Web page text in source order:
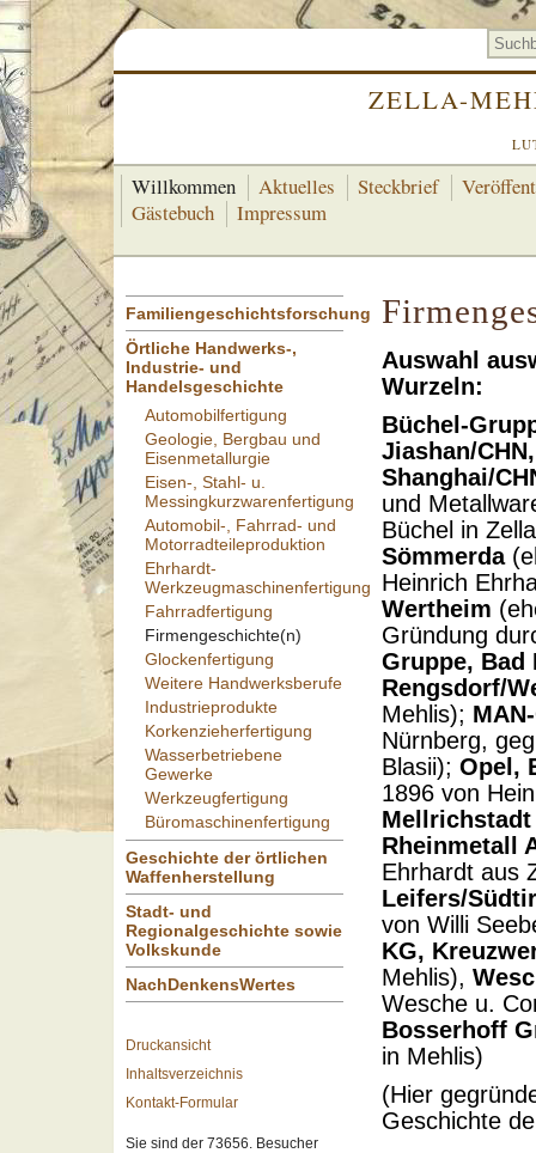
ZELLA-
Willkommen Aktuelles Steckbrief
Gästebuch
Impressum
Familiengeschichtsforschung
Örtliche Handwerks-,
Industrie- und
Handelsgeschichte
Automobilfertigung
Geologie, Bergbau und
Eisenmetallurgie
Eisen-, Stahl- u.
Messingkurzwarenfertigung
Automobil-, Fahrrad- und
Motorradteileproduktion
Ehrhardt-
Werkzeugmaschinenfertigung
Fahrradfertigung
Firmengeschichte(n)
Glockenfertigung
Weitere Handwerksberufe
Industrieprodukte
Korkenzieherfertigung
Wasserbetriebene
Gewerke
Werkzeugfertigung
Büromaschinenfertigung
Geschichte der örtlichen
Waffenherstellung
Stadt- und
Regionalgeschichte sowie
Volkskunde
NachDenkensWertes
Druckansicht
Inhaltsverzeichnis
Kontakt-Formular
Sie sind der 73656. Besucher
Auswahl
Wurzeln:
Büchel-
Jiashan/
Shanghai/
und
Büchel in
Sömmerda
Heinrich
Wertheim
Gründung
Gruppe, Bad
Rengsdorf/
Mehlis);
Nürnberg,
Blasii); Opel,
1896 von
Mellrichstadt
Rheinmetall
Ehrhardt aus
Leifers/
von Willi
KG,
Mehlis),
Wesche u.
Bosserhoff
in Mehlis)
(Hier
Geschichte